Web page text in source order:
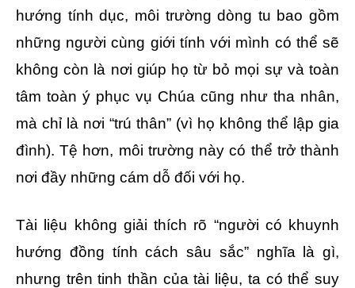
hướng tính dục, môi trường dòng tu bao gồm
những người cùng giới tính với mình có thể sẽ
không còn là nơi giúp họ từ bỏ mọi sự và toàn
tâm toàn ý phục vụ Chúa cũng như tha nhân,
mà chỉ là nơi “trú thân” (vì họ không thể lập gia
đình). Tệ hơn, môi trường này có thể trở thành
nơi đầy những cám dỗ đối với họ.
Tài liệu không giải thích rõ “người có khuynh
hướng đồng tính cách sâu sắc” nghĩa là gì,
nhưng trên tinh thần của tài liệu, ta có thể suy